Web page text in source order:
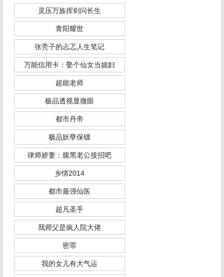
灵压万族挥剑问长生
青阳耀世
张秃子的忐忑人生笔记
万能信用卡：娶个仙女当媳妇
超能老师
极品透视显微眼
都市丹帝
极品妖孽保镖
律师娇妻：腹黑老公接招吧
乡情2014
都市最强仙医
超凡圣手
我师父是疯人院大佬
密罪
我的女儿有大气运